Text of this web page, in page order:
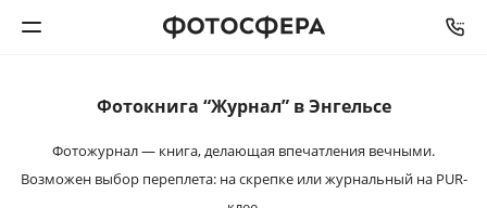
Печать фотоФотокнига “Журнал” в Энгельсе
Фотожурнал — книга, делающая впечатления вечными.
Возможен выбор переплета: наскрепке или журнальный на PUR-